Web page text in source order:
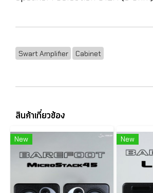
Swart Amplifier Cabinet
สินค้าเกี่ยวข้อง
New New